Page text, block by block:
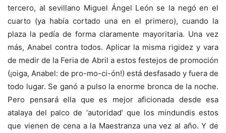
tercero, al sevillano Miguel Ángel León se la negó en el
cuarto (ya había cortado una en el primero), cuando la
plaza la pedía de forma claramente mayoritaria. Una vez
más, Anabel contra todos. Aplicar la misma rigidez y vara
de medir de la Feria de Abril a estos festejos de promoción
(¡oiga, Anabel: de pro-mo-ci-ón!) está desfasado y fuera de
todo lugar. Se ganó a pulso la enorme bronca de la noche.
Pero pensará ella que es mejor aficionada desde esa
atalaya del palco de ‘autoridad’ que los mindundis estos
que vienen de cena a la Maestranza una vez al año. Y de